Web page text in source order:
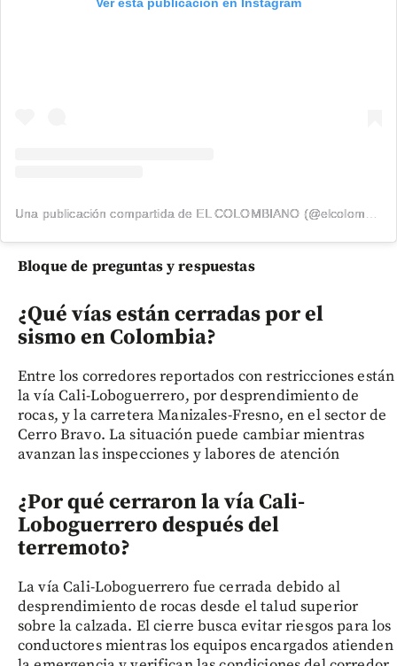
Bloque de preguntas y respuestas
¿Qué vías están cerradas por el
sismo en Colombia?
Entre los corredores reportados con restricciones están
la vía Cali-Loboguerrero, por desprendimiento de
rocas, y la carretera Manizales-Fresno, en el sector de
Cerro Bravo. La situación puede cambiar mientras
avanzan las inspecciones y labores de atención
¿Por qué cerraron la vía Cali-
Loboguerrero después del
terremoto?
La vía Cali-Loboguerrero fue cerrada debido al
desprendimiento de rocas desde el talud superior
sobre la calzada. El cierre busca evitar riesgos para los
conductores mientras los equipos encargados atienden